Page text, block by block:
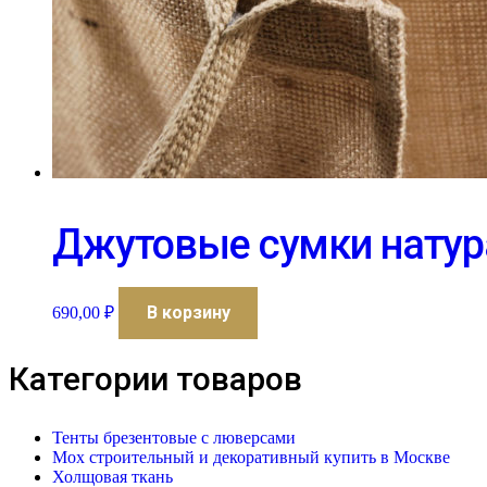
Джутовые сумки
690,00 ₽ В корзину
Категории товаров
Тенты брезентовые с люверсами
Мох строительный и декоративный купить в Москве
Холщовая ткань